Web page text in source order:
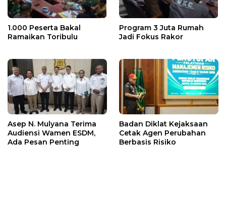
1.000 Peserta Bakal
Ramaikan Toribulu
Program 3 Juta Rumah
Jadi Fokus Rakor
Asep N. Mulyana Terima
Audiensi Wamen ESDM,
Ada Pesan Penting
Badan Diklat Kejaksaan
Cetak Agen Perubahan
Berbasis Risiko